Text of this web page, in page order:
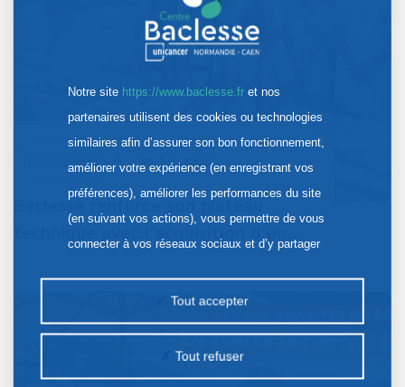
Information 30 Juil. 2026
Baclesse renforce son plateau
technique avec l’acquisition d’un…
Notre site https://www.baclesse.fret nos
partenaires utilisent des cookies ou technologies
similaires afin d’assurer son bon fonctionnement,
améliorer votre expérience (en enregistrant vos
préférences), améliorer les performances du site
(en suivant vos actions), vous permettre de vous
connecter à vos réseaux sociaux et d’y partager
la publicité personnalisée sur notre site ou ceux de
nos partenaires. Certains traceurs non classés
Tout accepter
Tout refuser